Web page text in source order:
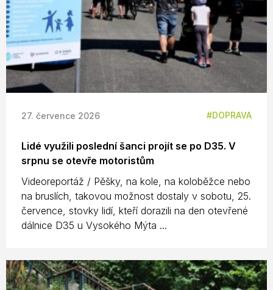
27. července 2026 DOPRAVA
Lidé využili poslední šanci projít se po D35. V
srpnu se otevře motoristům
Videoreportáž / Pěšky, na kole, na koloběžce nebo
na bruslích, takovou možnost dostaly v sobotu, 25.
července, stovky lidí, kteří dorazili na den otevřené
dálnice D35 u Vysokého Mýta ...